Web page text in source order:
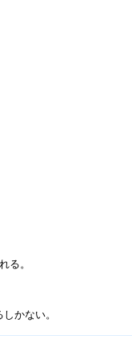
る。
かない。